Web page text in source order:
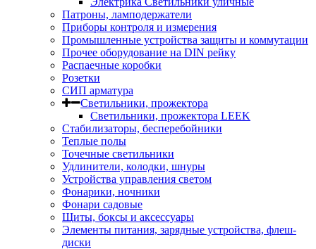
Патроны, ламподержатели
Приборы контроля и измерения
Промышленные устройства защиты и коммутации
Прочее оборудование на DIN рейку
Распаечные коробки
Розетки
СИП арматура
Светильники, прожектора
Светильники, прожектора LEEK
Стабилизаторы, бесперебойники
Теплые полы
Точечные светильники
Удлинители, колодки, шнуры
Устройства управления светом
Фонарики, ночники
Фонари садовые
Щиты, боксы и аксессуары
Элементы питания, зарядные устройства, флеш-
диски